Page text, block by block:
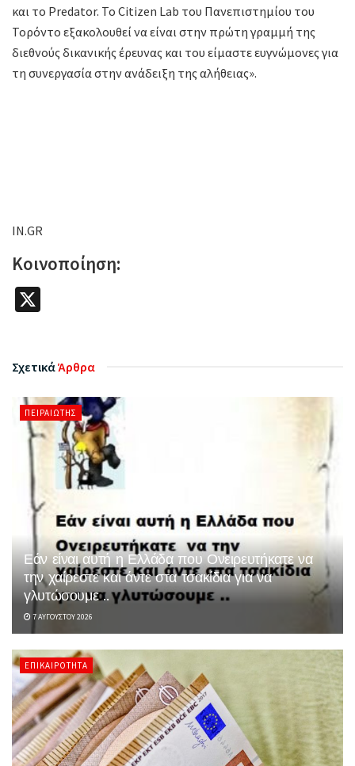
και το Predator. Το Citizen Lab του Πανεπιστημίου του
Τορόντο εξακολουθεί να είναι στην πρώτη γραμμή της
διεθνούς δικανικής έρευνας και του είμαστε ευγνώμονες για
τη συνεργασία στην ανάδειξη της αλήθειας».
IN.GR
Κοινοποίηση:
ΣχετικάΆρθρα
ΠΕΙΡΑΙΏΤΗΣ
Εάν είναι αυτή η Ελλάδα που Ονειρευτήκατε να
την χαίρεστε και άντε στα τσακίδια για να
γλυτώσουμε ..
7 ΑΥΓΟΎΣΤΟΥ 2026
ΕΠΙΚΑΙΡΌΤΗΤΑ